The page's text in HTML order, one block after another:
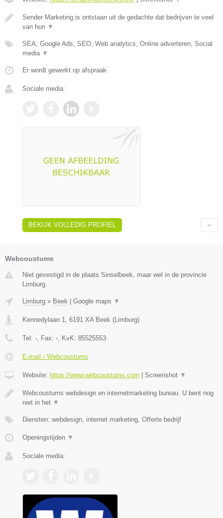
Sender Marketing is ontstaan uit de gedachte dat bedrijven te veel
van hun ▼
SEA, Google Ads, SEO, Web analytics, Online adverteren, Social
media ▼
Er wordt gewerkt op afspraak.
Sociale media:
BEKIJK VOLLEDIG PROFIEL
Webcoustums
Niet gevestigd in de plaats Sinselbeek, maar wel in de provincie
Limburg.
Limburg » Beek | Google maps ▼
Kennedylaan 1 6191 XA Beek (Limburg)
Tel: - , Fax: - , KvK: 85525553
E-mail › Webcoustums
Website: https://www.webcoustums.com | Screenshot ▼
Webcoustums webdesign en internetmarketing bureau. U bent nog
niet in het ▼
Diensten: webdesign, internet marketing, Offerte bedrijf
Openingstijden ▼
Sociale media: